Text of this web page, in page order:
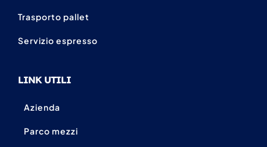
Trasporto pallet
Servizio espresso
LINK UTILI
Azienda
Parco mezzi